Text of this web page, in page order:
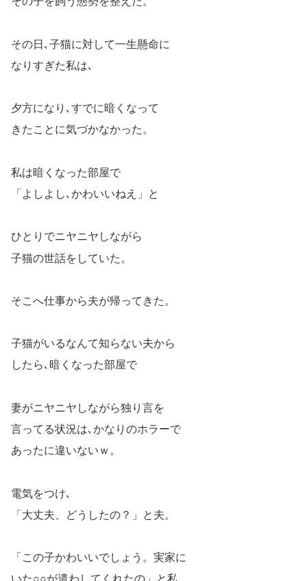
その日､子猫に対して一生懸命に
なりすぎた私は､
夕方になり､すでに暗くなって
きたことに気づかなかった。
私は暗くなった部屋で
「よしよし､かわいいねえ」と
ひとりでニヤニヤしながら
子猫の世話をしていた。
そこへ仕事から夫が帰ってきた。
子猫がいるなんて知らない夫から
したら､暗くなった部屋で
妻がニヤニヤしながら独り言を
言ってる状況は､かなりのホラーで
あったに違いないｗ。
電気をつけ､
「大丈夫、どうしたの？」と夫。
「この子かわいいでしょう。実家に